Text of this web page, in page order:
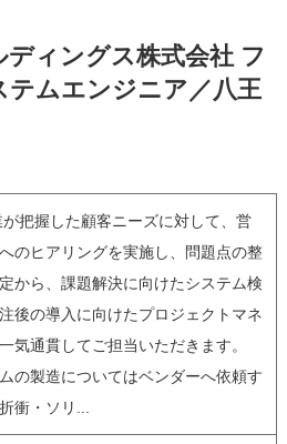
ィングス株式会社 フ
テムエンジニア／八王
把握した顧客ニーズに対して、営
のヒアリングを実施し、問題点の整
から、課題解決に向けたシステム検
後の導入に向けたプロジェクトマネ
気通貫してご担当いただきます。
の製造についてはベンダーへ依頼す
衝・ソリ...